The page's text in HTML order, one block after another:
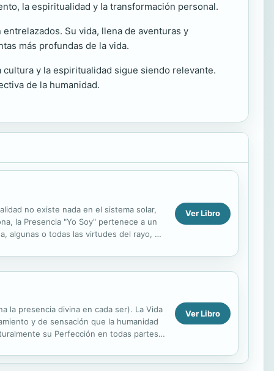
la espiritualidad y la transformación personal.
Su vida, llena de aventuras y
más profundas de la vida.
y la espiritualidad sigue siendo relevante.
de la humanidad.
no existe nada en el sistema solar,
la Presencia "Yo Soy" pertenece a un
algunas o todas las virtudes del rayo, y
Ver Libro
la presencia divina en cada ser). La Vida
y de sensación que la humanidad
su Perfección en todas partes.
Ver Libro